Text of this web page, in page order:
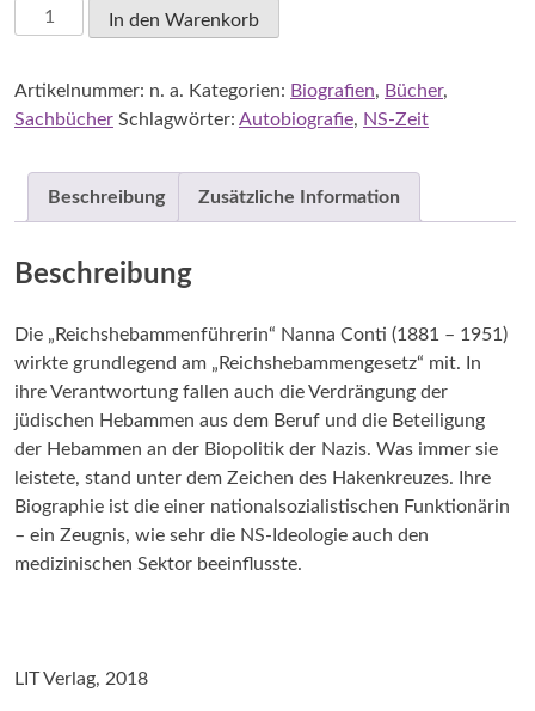
Anja
Katharina
Nanna
Conti,
Menge
In den Warenkorb
Artikelnummer: n. a. Kategorien: Biografien, Bücher,
Sachbücher Schlagwörter: Autobiografie, NS-Zeit
Beschreibung Zusätzliche Information
Beschreibung
Die „Reichshebammenführerin“ Nanna Conti (1881 – 1951)
wirkte grundlegend am „Reichshebammengesetz“ mit. In
ihre Verantwortung fallen auch die Verdrängung der
jüdischen Hebammen aus dem Beruf und die Beteiligung
der Hebammen an der Biopolitik der Nazis. Was immer sie
leistete, stand unter dem Zeichen des Hakenkreuzes. Ihre
Biographie ist die einer nationalsozialistischen Funktionärin
– ein Zeugnis, wie sehr die NS-Ideologie auch den
medizinischen Sektor beeinflusste.
LIT Verlag, 2018